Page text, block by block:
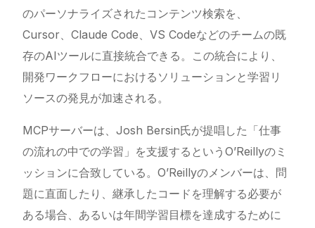
のパーソナライズされたコンテンツ検索を、
Cursor、Claude Code、VS Codeなどのチームの既
存のAIツールに直接統合できる。この統合により、
開発ワークフローにおけるソリューションと学習リ
ソースの発見が加速される。
MCPサーバーは、Josh Bersin氏が提唱した「仕事
の流れの中での学習」を支援するというO’Reillyのミ
ッションに合致している。O’Reillyのメンバーは、問
題に直面したり、継承したコードを理解する必要が
ある場合、あるいは年間学習目標を達成するために